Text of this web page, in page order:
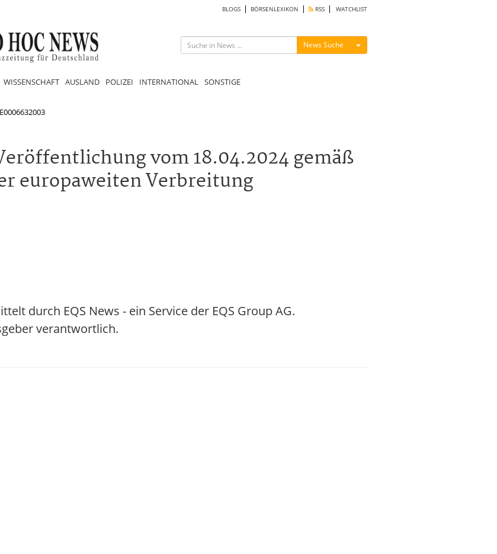
BLOGS BÖRSENLEXIKON RSS WATCHLIST
News Suche Menü ein-/ausblenden
WISSENSCHAFT AUSLAND POLIZEI INTERNATIONAL SONSTIGE
vom 18.04.2024 gemäß
europaweiten Verbreitung
durch EQS News - ein Service der EQS Group AG.
verantwortlich.